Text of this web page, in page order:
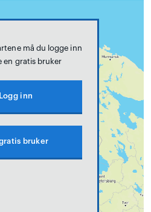
må du logge inn
en gratis bruker
Logg inn
bruker